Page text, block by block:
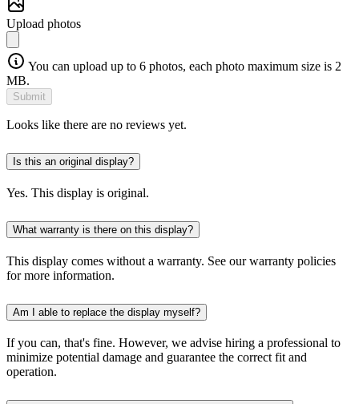
Upload photos
You can upload up to 6 photos, each photo maximum size is 2
MB.
Submit
Looks like there are no reviews yet.
Is this an original display?
Yes. This display is original.
What warranty is there on this display?
This display comes without a warranty. See our warranty policies
for more information.
Am I able to replace the display myself?
If you can, that's fine. However, we advise hiring a professional to
minimize potential damage and guarantee the correct fit and
operation.